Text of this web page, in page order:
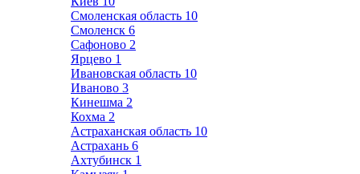
Смоленская область 10
Смоленск 6
Сафоново 2
Ярцево 1
Ивановская область 10
Иваново 3
Кинешма 2
Кохма 2
Астраханская область 10
Астрахань 6
Ахтубинск 1